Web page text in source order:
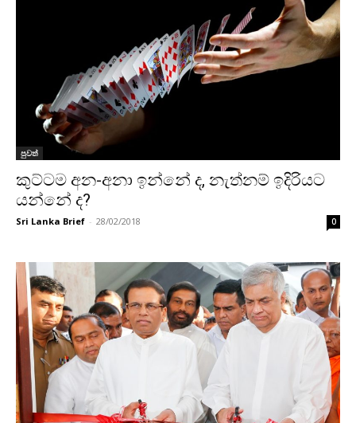
පුවත්
කුට්ටම අන-අනා ඉන්නේ ද, නැත්නම් ඉදිරියට
යන්නේ ද?
Sri Lanka Brief - 28/02/2018 0